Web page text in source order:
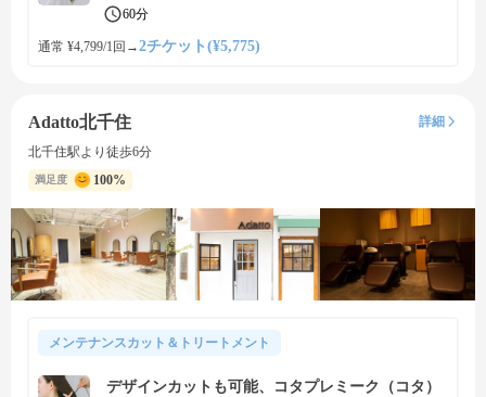
ニュー
60分
通常 ¥4,799/1回 →2チケット(¥5,775)
Adatto北千住
詳細
北千住駅より徒歩6分
満足度 100%
メンテナンスカット＆トリートメント
デザインカットも可能、コタプレミーク（コタ）